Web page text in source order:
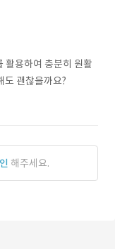
활용하여 충분히 원활
도 괜찮을까요?
해주세요.